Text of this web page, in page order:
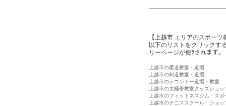
【上越市 エリアのスポー
以下のリストをクリックす
リーページが侮ｦされます。
上越市の柔道教室・道場
上越市の剣道教室・道場
上越市のテコンドー道場・教室
上越市の太極拳教室グッズショッ
上越市のフィットネスジム・ス
上越市のテニススクール・ショッ